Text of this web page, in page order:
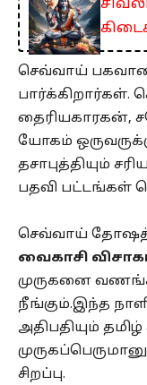
செவ்வாய்
தைரியகாரகன்,
யோகம்
தசாபுத்தியும்
பதவி பட்டங்கள்
செவ்வாய்
வைகாசி
முருகனை
நீங்கும்.இந்த
அதிபதியும்
சிறப்பு.